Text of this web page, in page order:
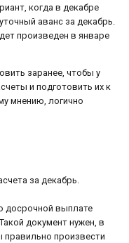
когда в декабре
аванс за декабрь.
произведен в январе
заранее, чтобы у
и подготовить их к
мнению, логично
за декабрь.
досрочной выплате
документ нужен, в
правильно произвести